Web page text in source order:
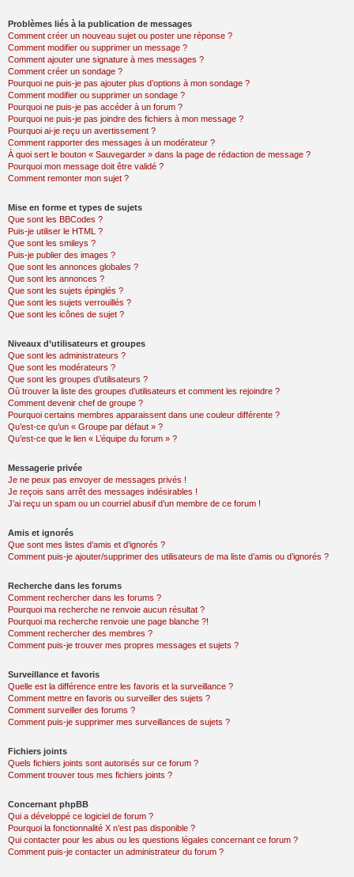
Problèmes liés à la publication de messages
Comment créer un nouveau sujet ou poster une réponse ?
Comment modifier ou supprimer un message ?
Comment ajouter une signature à mes messages ?
Comment créer un sondage ?
Pourquoi ne puis-je pas ajouter plus d’options à mon sondage ?
Comment modifier ou supprimer un sondage ?
Pourquoi ne puis-je pas accéder à un forum ?
Pourquoi ne puis-je pas joindre des fichiers à mon message ?
Pourquoi ai-je reçu un avertissement ?
Comment rapporter des messages à un modérateur ?
À quoi sert le bouton « Sauvegarder » dans la page de rédaction de message ?
Pourquoi mon message doit être validé ?
Comment remonter mon sujet ?
Mise en forme et types de sujets
Que sont les BBCodes ?
Puis-je utiliser le HTML ?
Que sont les smileys ?
Puis-je publier des images ?
Que sont les annonces globales ?
Que sont les annonces ?
Que sont les sujets épinglés ?
Que sont les sujets verrouillés ?
Que sont les icônes de sujet ?
Niveaux d’utilisateurs et groupes
Que sont les administrateurs ?
Que sont les modérateurs ?
Que sont les groupes d’utilisateurs ?
Où trouver la liste des groupes d’utilisateurs et comment les rejoindre ?
Comment devenir chef de groupe ?
Pourquoi certains membres apparaissent dans une couleur différente ?
Qu’est-ce qu’un « Groupe par défaut » ?
Qu’est-ce que le lien « L’équipe du forum » ?
Messagerie privée
Je ne peux pas envoyer de messages privés !
Je reçois sans arrêt des messages indésirables !
J’ai reçu un spam ou un courriel abusif d’un membre de ce forum !
Amis et ignorés
Que sont mes listes d’amis et d’ignorés ?
Comment puis-je ajouter/supprimer des utilisateurs de ma liste d’amis ou d’ignorés ?
Recherche dans les forums
Comment rechercher dans les forums ?
Pourquoi ma recherche ne renvoie aucun résultat ?
Pourquoi ma recherche renvoie une page blanche ?!
Comment rechercher des membres ?
Comment puis-je trouver mes propres messages et sujets ?
Surveillance et favoris
Quelle est la différence entre les favoris et la surveillance ?
Comment mettre en favoris ou surveiller des sujets ?
Comment surveiller des forums ?
Comment puis-je supprimer mes surveillances de sujets ?
Fichiers joints
Quels fichiers joints sont autorisés sur ce forum ?
Comment trouver tous mes fichiers joints ?
Concernant phpBB
Qui a développé ce logiciel de forum ?
Pourquoi la fonctionnalité X n’est pas disponible ?
Qui contacter pour les abus ou les questions légales concernant ce forum ?
Comment puis-je contacter un administrateur du forum ?